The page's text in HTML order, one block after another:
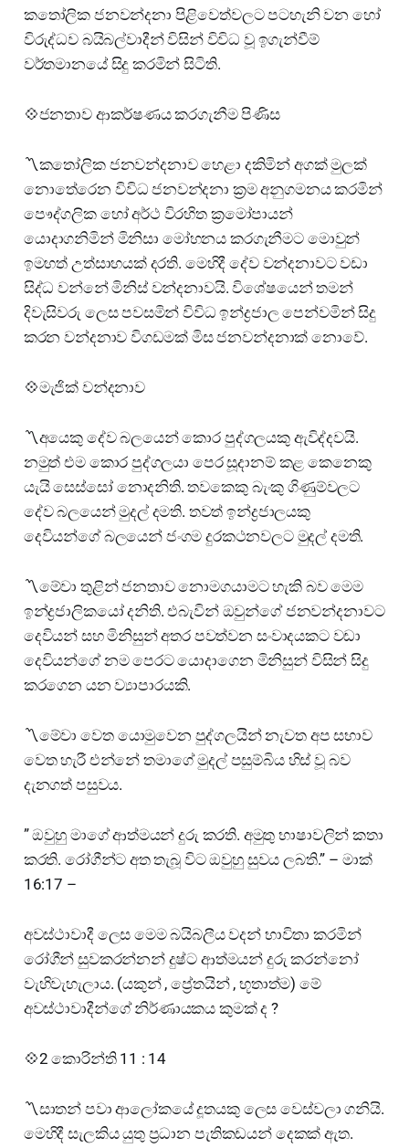
කතෝලික ජනවන්දනා පිළිවෙත්වලට පටහැනි වන හෝ
විරුද්ධව බයිබල්වාදීන් විසින් විවිධ වූ ඉගැන්වීම්
වර්තමානයේ සිදු කරමින් සිටිති.
💠ජනතාව ආකර්ෂණය කරගැනීම පිණිස
〽️කතෝලික ජනවන්දනාව හෙළා දකිමින් අගක් මුලක්
නොතේරෙන විවිධ ජනවන්දනා ක්‍රම අනුගමනය කරමින්
පෞද්ගලික හෝ අර්ථ විරහිත ක්‍රමෝපායන්
යොදාගනිමින් මිනිසා මෝහනය කරගැනීමට මොවුන්
ඉමහත් උත්සාහයක් දරති. මෙහිදී දේව වන්දනාවට වඩා
සිද්ධ වන්නේ මිනිස් වන්දනාවයි. විශේෂයෙන් තමන්
දිවැසිවරු ලෙස පවසමින් විවිධ ඉන්ද්‍රජාල පෙන්වමින් සිදු
කරන වන්දනාව විගඩමක් මිස ජනවන්දනාක් නොවේ.
💠මැජික් වන්දනාව
〽️අයෙකු දේව බලයෙන් කොර පුද්ගලයකු ඇවිද්දවයි.
නමුත් එම කොර පුද්ගලයා පෙර සූදානම් කළ කෙනෙකු
යැයි සෙස්සෝ නොදනිති. තවකෙකු බැංකු ගිණුම්වලට
දේව බලයෙන් මුදල් දමති. තවත් ඉන්ද්‍රජාල⁣යකු
දෙවියන්ගේ බලයෙන් ජංගම දුරකථනවලට මුදල් දමති.
〽️මේවා තුළින් ජනතාව නොමගයාමට හැකි බව මෙම
ඉන්ද්‍රජාලිකයෝ දනිති. එබැවින් ඔවුන්ගේ ජනවන්දනාවට
දෙවියන් සහ මිනිසුන් අතර පවත්වන සංවාදයකට වඩා
දෙවියන්ගේ නම පෙරට යොදාගෙන මිනිසුන් විසින් සිදු
කරගෙන යන ව්‍යාපාරයකි.
〽️මේවා වෙත යොමුවෙන පුද්ගලයින් නැවත අප සභාව
වෙත හැරී එන්නේ තමාගේ මුදල් පසුම්බිය හිස් වූ බව
දැනගත් පසුවය.
” ඔවුහු මාගේ ආත්මයන් දුරු කරති. අමුතු භාෂාවලින් කතා
කරති. රෝගීන්ට අත තැබූ විට ඔවුහු සුවය ලබති.” – මාක්
16:17 –
අවස්ථාවාදී ලෙස මෙම බයිබලීය වදන් භාවිතා කරමින්
රෝගීන් සුවකරන්නන් දුෂ්ට ආත්මයන් දුරු කරන්නෝ
වැහිවැහැලාය. (යකුන් , ප්‍රේතයින් , භූතාත්ම) මේ
අවස්ථාවාදීන්ගේ නිර්ණායකය කුමක් ද ?
💠2 කොරින්ති 11 : 14
〽️සාතන් පවා ආලෝකයේ දූතයකු ලෙස වෙස්වලා ගනියි.
මෙහිදී සැලකිය යුතු ප්‍රධාන පැතිකඩයන් දෙකක් ඇත.